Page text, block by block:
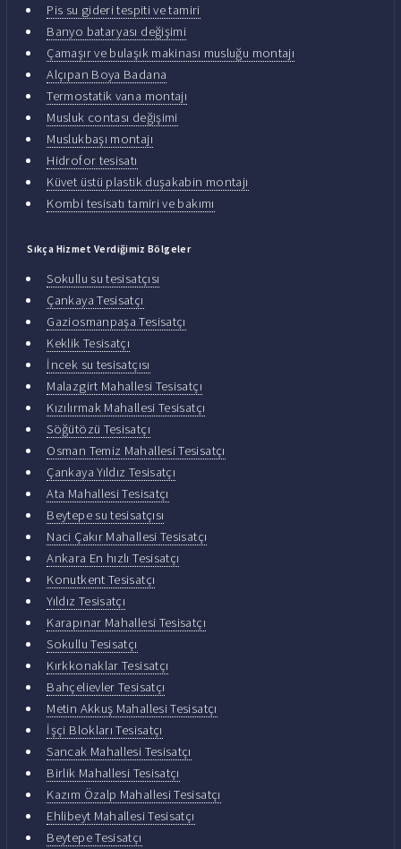
Pis su gideri tespiti ve tamiri
Banyo bataryası değişimi
Çamaşır ve bulaşık makinası musluğu montajı
Alçıpan Boya Badana
Termostatik vana montajı
Musluk contası değişimi
Muslukbaşı montajı
Hidrofor tesisatı
Küvet üstü plastik duşakabin montajı
Kombi tesisatı tamiri ve bakımı
Sıkça Hizmet Verdiğimiz Bölgeler
Sokullu su tesisatçısı
Çankaya Tesisatçı
Gaziosmanpaşa Tesisatçı
Keklik Tesisatçı
İncek su tesisatçısı
Malazgirt Mahallesi Tesisatçı
Kızılırmak Mahallesi Tesisatçı
Söğütözü Tesisatçı
Osman Temiz Mahallesi Tesisatçı
Çankaya Yıldız Tesisatçı
Ata Mahallesi Tesisatçı
Beytepe su tesisatçısı
Naci Çakır Mahallesi Tesisatçı
Ankara En hızlı Tesisatçı
Konutkent Tesisatçı
Yıldız Tesisatçı
Karapınar Mahallesi Tesisatçı
Sokullu Tesisatçı
Kırkkonaklar Tesisatçı
Bahçelievler Tesisatçı
Metin Akkuş Mahallesi Tesisatçı
İşçi Blokları Tesisatçı
Sancak Mahallesi Tesisatçı
Birlik Mahallesi Tesisatçı
Kazım Özalp Mahallesi Tesisatçı
Ehlibeyt Mahallesi Tesisatçı
Beytepe Tesisatçı